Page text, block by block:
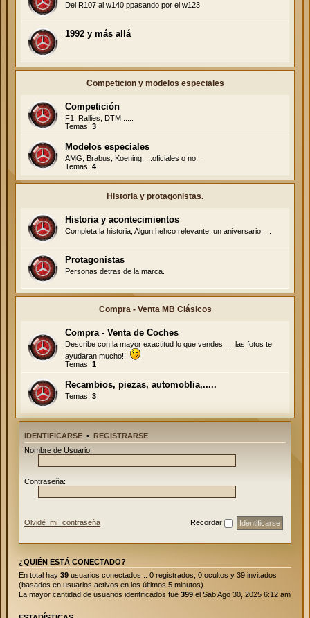
Del R107 al w140 ppasando por el w123
1992 y más allá
Competicion y modelos especiales
Competición
F1, Rallies, DTM,.....
Temas: 3
Modelos especiales
AMG, Brabus, Koening, ...oficiales o no....
Temas: 4
Historia y protagonistas.
Historia y acontecimientos
Completa la historia, Algun hehco relevante, un aniversario,....
Protagonistas
Personas detras de la marca.
Compra - Venta MB Clásicos
Compra - Venta de Coches
Describe con la mayor exactitud lo que vendes..... las fotos te
ayudaran mucho!!!
Temas: 1
Recambios, piezas, automoblia,.....
Temas: 3
IDENTIFICARSE • REGISTRARSE
Nombre de Usuario:
Contraseña:
Olvidé mi contraseña Recordar
¿QUIÉN ESTÁ CONECTADO?
En total hay 39 usuarios conectados :: 0 registrados, 0 ocultos y 39 invitados
(basados en usuarios activos en los últimos 5 minutos)
La mayor cantidad de usuarios identificados fue 399 el Sab Ago 30, 2025 6:12 am